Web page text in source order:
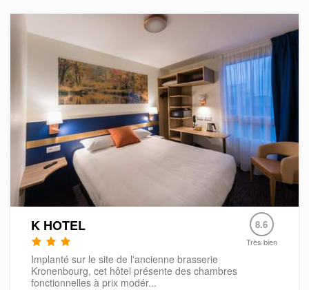
K HOTEL 8.6
Très bien
Implanté sur le site de l'ancienne brasserie
Kronenbourg, cet hôtel présente des chambres
fonctionnelles à prix modér...